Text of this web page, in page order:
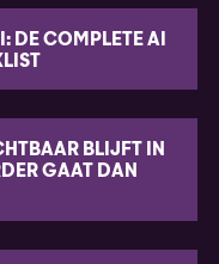
DE COMPLETE AI
BLIJFT IN
GAAT DAN